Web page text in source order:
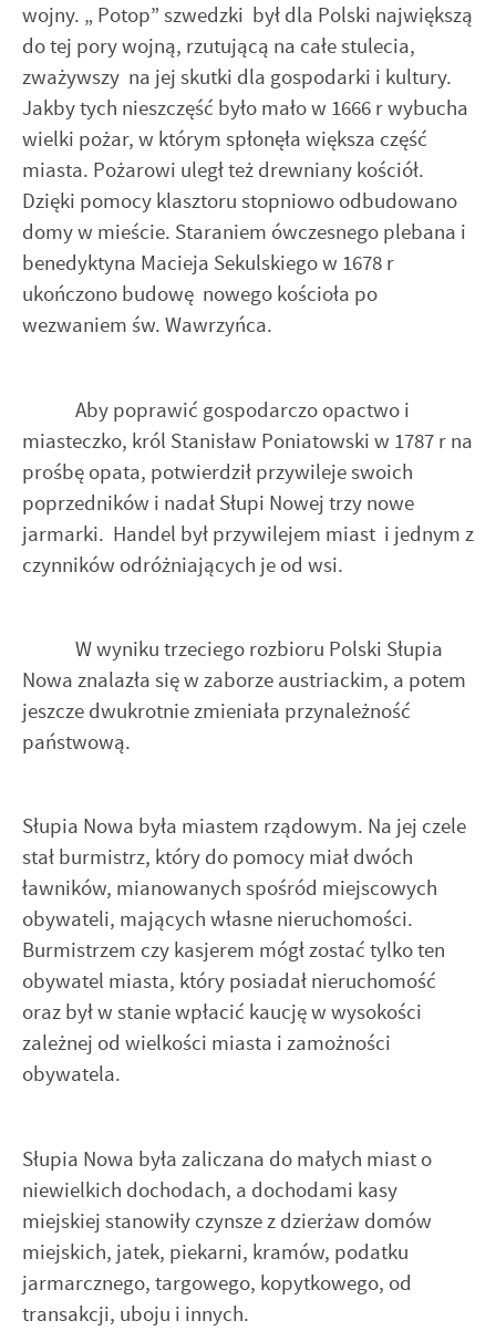
wojny. „ Potop” szwedzki był dla Polski największą
do tej pory wojną, rzutującą na całe stulecia,
zważywszy na jej skutki dla gospodarki i kultury.
Jakby tych nieszczęść było mało w 1666 r wybucha
wielki pożar, w którym spłonęła większa część
miasta. Pożarowi uległ też drewniany kościół.
Dzięki pomocy klasztoru stopniowo odbudowano
domy w mieście. Staraniem ówczesnego plebana i
benedyktyna Macieja Sekulskiego w 1678 r
ukończono budowę nowego kościoła po
wezwaniem św. Wawrzyńca.
Aby poprawić gospodarczo opactwo i
miasteczko, król Stanisław Poniatowski w 1787 r na
prośbę opata, potwierdził przywileje swoich
poprzedników i nadał Słupi Nowej trzy nowe
jarmarki. Handel był przywilejem miast i jednym z
czynników odróżniających je od wsi.
W wyniku trzeciego rozbioru Polski Słupia
Nowa znalazła się w zaborze austriackim, a potem
jeszcze dwukrotnie zmieniała przynależność
państwową.
Słupia Nowa była miastem rządowym. Na jej czele
stał burmistrz, który do pomocy miał dwóch
ławników, mianowanych spośród miejscowych
obywateli, mających własne nieruchomości.
Burmistrzem czy kasjerem mógł zostać tylko ten
obywatel miasta, który posiadał nieruchomość
oraz był w stanie wpłacić kaucję w wysokości
zależnej od wielkości miasta i zamożności
obywatela.
Słupia Nowa była zaliczana do małych miast o
niewielkich dochodach, a dochodami kasy
miejskiej stanowiły czynsze z dzierżaw domów
miejskich, jatek, piekarni, kramów, podatku
jarmarcznego, targowego, kopytkowego, od
transakcji, uboju i innych.